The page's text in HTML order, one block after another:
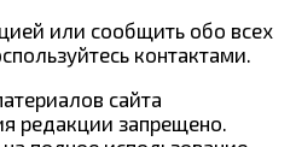
или сообщить обо всех
контактами.
сайта
редакции запрещено.